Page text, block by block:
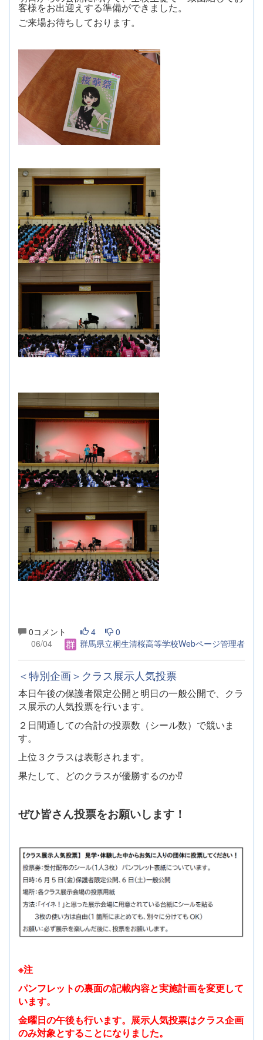
客様をお出迎えする準備ができました。
ご来場お待ちしております。
0コメント 4
0
06/04
群馬県立桐生清桜高等学校Webページ管理者
＜特別企画＞クラス展示人気投票
本日午後の保護者限定公開と明日の一般公開で、クラ
ス展示の人気投票を行います。
２日間通しての合計の投票数（シール数）で競いま
す。
上位３クラスは表彰されます。
果たして、どのクラスが優勝するのか⁉
ぜひ皆さん投票をお願いします！
※注
パンフレットの裏面の記載内容と実施計画を変更して
います。
金曜日の午後も行います。展示人気投票はクラス企画
のみ対象とすることになりました。